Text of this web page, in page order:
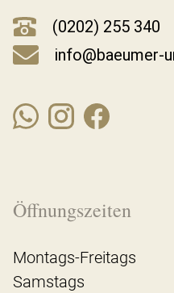
(0202) 255 340
info@baeumer-
Öffnungszeiten
Montags-Freitags
Samstags